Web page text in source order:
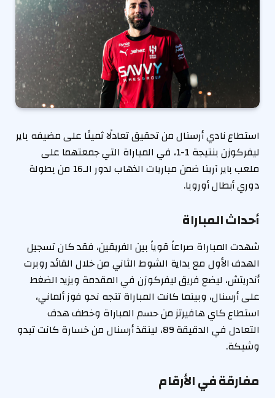
استطاع نادي أرسنال من تحقيق تعادلًا ثمينًا على مضيفه باير
ليفركوزن بنتيجة 1-1، في المباراة التي جمعتهما على
ملعب باير آرينا ضمن مباريات الذهاب لدور الـ16 من بطولة
دوري أبطال أوروبا.
أحداث المباراة
شهدت المباراة صراعاً قوياً بين الفريقين، فقد كان تسجيل
الهدف الأول مع بداية الشوط الثاني من خلال القائد روبرت
أندريتش، ليضع فريق ليفركوزن في المقدمة ويزيد الضغط
على أرسنال، وبينما كانت المباراة تتجه نحو فوز ألماني،
استطاع كاي هافيرتز من حسم المباراة وخطف هدف
التعادل في الدقيقة 89، لينقذ أرسنال من خسارة كانت تبدو
وشيكة.
مفارقة في الأرقام